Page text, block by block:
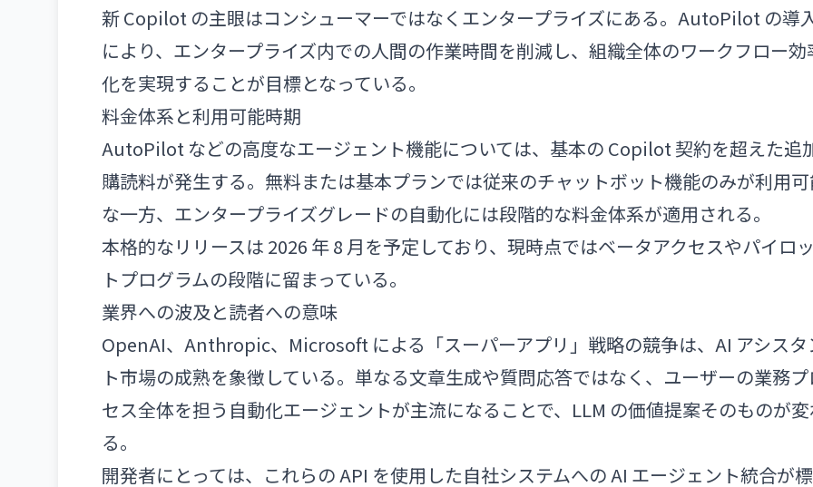
新 Copilot の主眼はコンシューマーではなくエンタープライズにある。AutoPilot の導
により、エンタープライズ内での人間の作業時間を削減し、組織全体のワークフロー効
化を実現することが目標となっている。
料金体系と利用可能時期
AutoPilot などの高度なエージェント機能については、基本の Copilot 契約を超えた追
購読料が発生する。無料または基本プランでは従来のチャットボット機能のみが利用
な一方、エンタープライズグレードの自動化には段階的な料金体系が適用される。
本格的なリリースは 2026 年 8 月を予定しており、現時点ではベータアクセスやパイロッ
トプログラムの段階に留まっている。
業界への波及と読者への意味
OpenAI、Anthropic、Microsoft による「スーパーアプリ」戦略の競争は、AI アシスタ
ト市場の成熟を象徴している。単なる文章生成や質問応答ではなく、ユーザーの業務プ
セス全体を担う自動化エージェントが主流になることで、LLM の価値提案そのものが
る。
開発者にとっては、これらの API を使用した自社システムへの AI エージェント統合が標